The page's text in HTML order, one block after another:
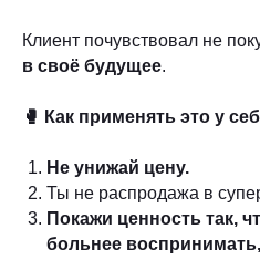
Клиент почувствовал не
в своё будущее.
🥊 Как применять это у
Не унижай цену.
Ты не распродажа в
Покажи ценность так,
больнее